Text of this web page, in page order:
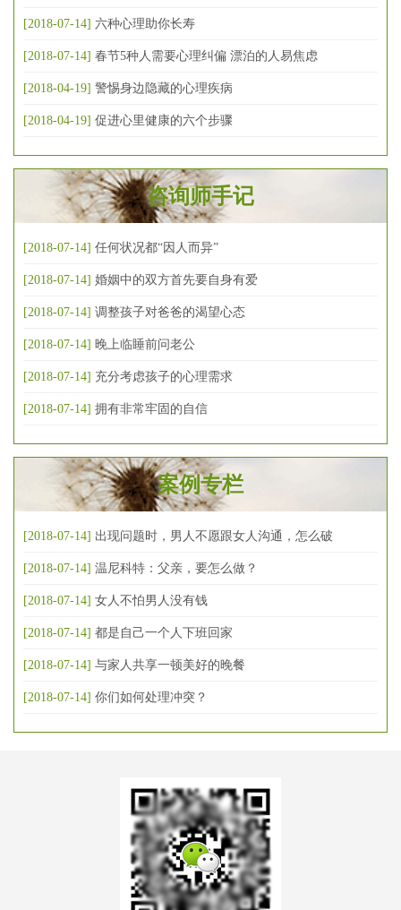
[2018-07-14] 六种心理助你长寿
[2018-07-14] 春节5种人需要心理纠偏 漂泊的人易焦虑
[2018-04-19] 警惕身边隐藏的心理疾病
[2018-04-19] 促进心里健康的六个步骤
咨询师手记
[2018-07-14] 任何状况都“因人而异”
[2018-07-14] 婚姻中的双方首先要自身有爱
[2018-07-14] 调整孩子对爸爸的渴望心态
[2018-07-14] 晚上临睡前问老公
[2018-07-14] 充分考虑孩子的心理需求
[2018-07-14] 拥有非常牢固的自信
案例专栏
[2018-07-14] 出现问题时，男人不愿跟女人沟通，怎么破
[2018-07-14] 温尼科特：父亲，要怎么做？
[2018-07-14] 女人不怕男人没有钱
[2018-07-14] 都是自己一个人下班回家
[2018-07-14] 与家人共享一顿美好的晚餐
[2018-07-14] 你们如何处理冲突？